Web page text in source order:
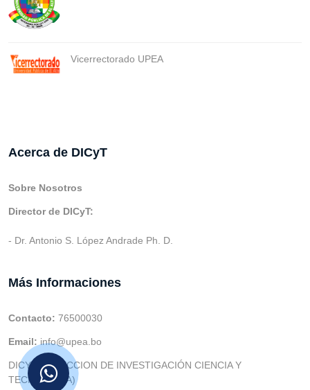
Vicerrectorado UPEA
Acerca de DICyT
Sobre Nosotros
Director de DICyT:
- Dr. Antonio S. López Andrade Ph. D.
Más Informaciones
Contacto: 76500030
Email: info@upea.bo
DICYT (DIRECCION DE INVESTIGACIÓN CIENCIA Y
TECNOLOGIA)